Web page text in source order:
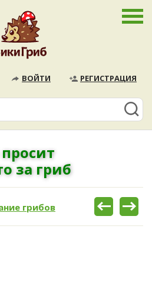
ВОЙТИ РЕГИСТРАЦИЯ
за гриб
грибов